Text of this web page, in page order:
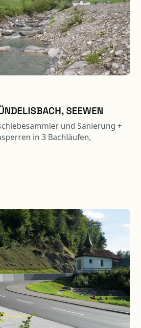
SEEWEN
und Sanierung +
in 3 Bachläufen,